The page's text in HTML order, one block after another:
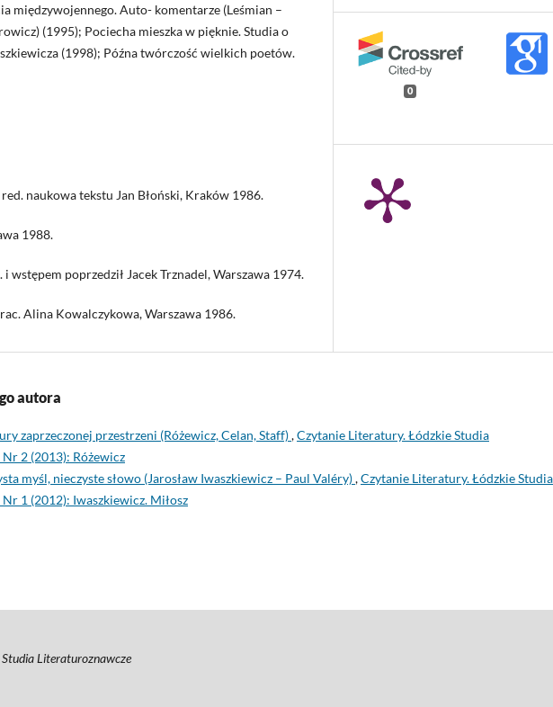
międzywojennego. Auto- komentarze (Leśmian –
(1995); Pociecha mieszka w pięknie. Studia o
(1998); Późna twórczość wielkich poetów.
naukowa tekstu Jan Błoński, Kraków 1986.
1988.
i wstępem poprzedził Jacek Trznadel, Warszawa 1974.
Alina Kowalczykowa, Warszawa 1986.
0
autora
zaprzeczonej przestrzeni (Różewicz, Celan, Staff),Czytanie Literatury. Łódzkie Studia
2 (2013): Różewicz
myśl, nieczyste słowo (Jarosław Iwaszkiewicz – Paul Valéry),Czytanie Literatury. Łódzkie Studia
1 (2012): Iwaszkiewicz. Miłosz
Literaturoznawcze